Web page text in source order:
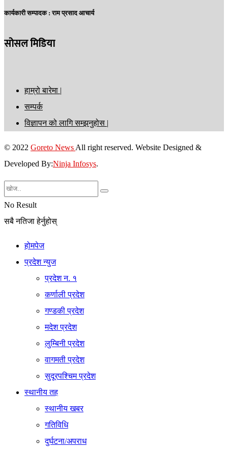
कार्यकारी सम्पादक : राम प्रसाद आचार्य
सोसल मिडिया
हाम्रो बारेमा |
सम्पर्क
विज्ञापन को लागि सम्झनुहोस |
© 2022 Goreto News All right reserved. Website Designed &
Developed By:Ninja Infosys.
No Result
सबै नतिजा हेर्नुहोस्
होमपेज
प्रदेश न्युज
प्रदेश न. १
कर्णाली प्रदेश
गण्डकी प्रदेश
मदेश प्रदेश
लुम्बिनी प्रदेश
वागमती प्रदेश
सुदूरपश्चिम प्रदेश
स्थानीय तह
स्थानीय खबर
गतिविधि
दुर्घटना/अपराध